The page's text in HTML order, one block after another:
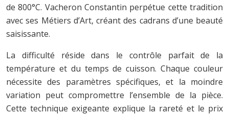
de 800°C. Vacheron Constantin perpétue cette tradition
avec ses Métiers d’Art, créant des cadrans d’une beauté
saisissante.
La difficulté réside dans le contrôle parfait de la
température et du temps de cuisson. Chaque couleur
nécessite des paramètres spécifiques, et la moindre
variation peut compromettre l’ensemble de la pièce.
Cette technique exigeante explique la rareté et le prix